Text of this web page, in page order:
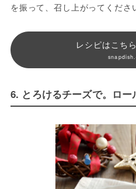
を振って、召し上がってくださ
レシピはこち
6. とろけるチーズで。ロ